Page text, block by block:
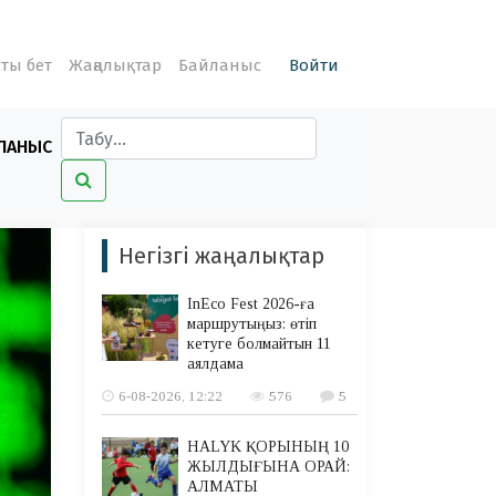
бет Жаңалықтар Байланыс Войти
Негізгі жаңалықтар
InEco Fest 2026-ға
маршрутыңыз: өтіп
кетуге болмайтын 11
аялдама
6-08-2026, 12:22
576 5
HALYK ҚОРЫНЫҢ 10
ЖЫЛДЫҒЫНА ОРАЙ:
АЛМАТЫ